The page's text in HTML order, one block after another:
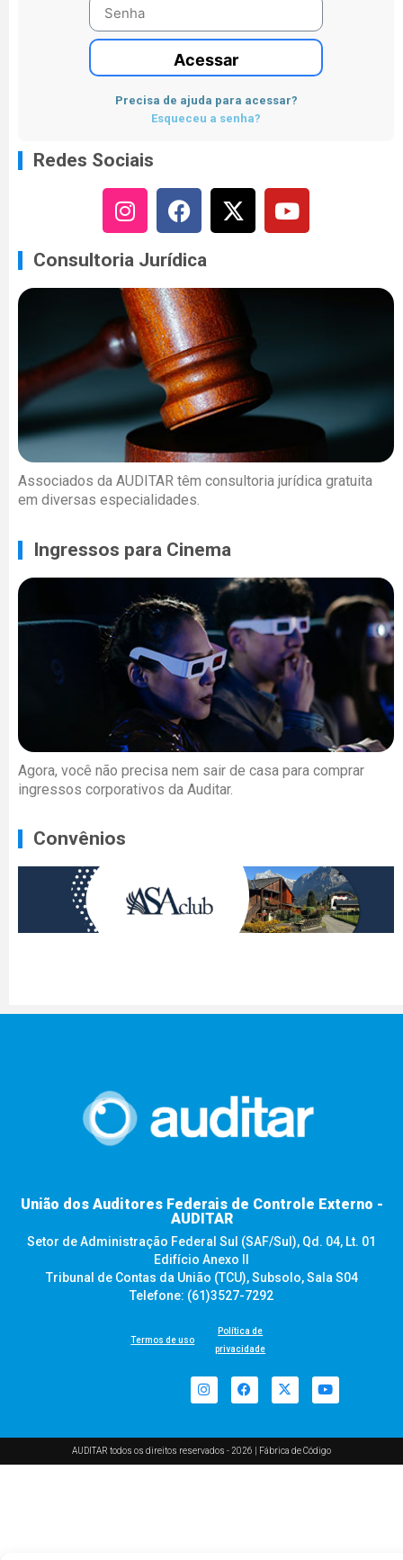
Acessar
Precisa de ajuda para acessar?
Esqueceu a senha?
Redes Sociais
Consultoria Jurídica
Associados da AUDITAR têm consultoria jurídica gratuita
em diversas especialidades.
Ingressos para Cinema
Agora, você não precisa nem sair de casa para comprar
ingressos corporativos da Auditar.
Convênios
União dos Auditores Federais de Controle Externo -
AUDITAR
Setor de Administração Federal Sul (SAF/Sul), Qd. 04, Lt. 01
Edifício Anexo II
Tribunal de Contas da União (TCU), Subsolo, Sala S04
Telefone: (61)3527-7292
Termos de uso
Política de
privacidade
AUDITAR todos os direitos reservados - 2026 | Fábrica de Código